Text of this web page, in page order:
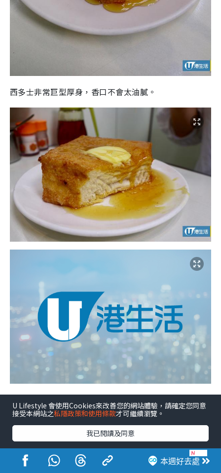
西多士非常巨型厚身，香口不會太油膩。
本週好去處
U Lifestyle 會使用Cookies來改善您的網站體驗，請確定您同意
接受本網站之私隱政策和使用條款才可繼續瀏覽。
我已閱讀及同意